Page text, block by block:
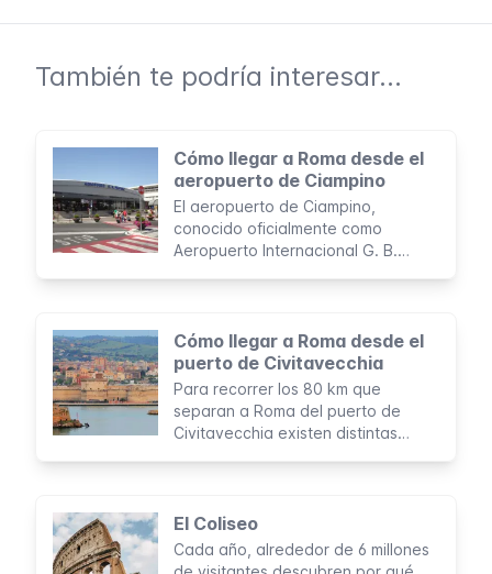
También te podría interesar...
Cómo llegar a Roma desde el
aeropuerto de Ciampino
El aeropuerto de Ciampino,
conocido oficialmente como
Aeropuerto Internacional G. B.
a aproximadamente 6 millones de
pasajeros cada año.
Cómo llegar a Roma desde el
puerto de Civitavecchia
Para recorrer los 80 km que
separan a Roma del puerto de
Civitavecchia existen distintas
El Coliseo
Cada año, alrededor de 6 millones